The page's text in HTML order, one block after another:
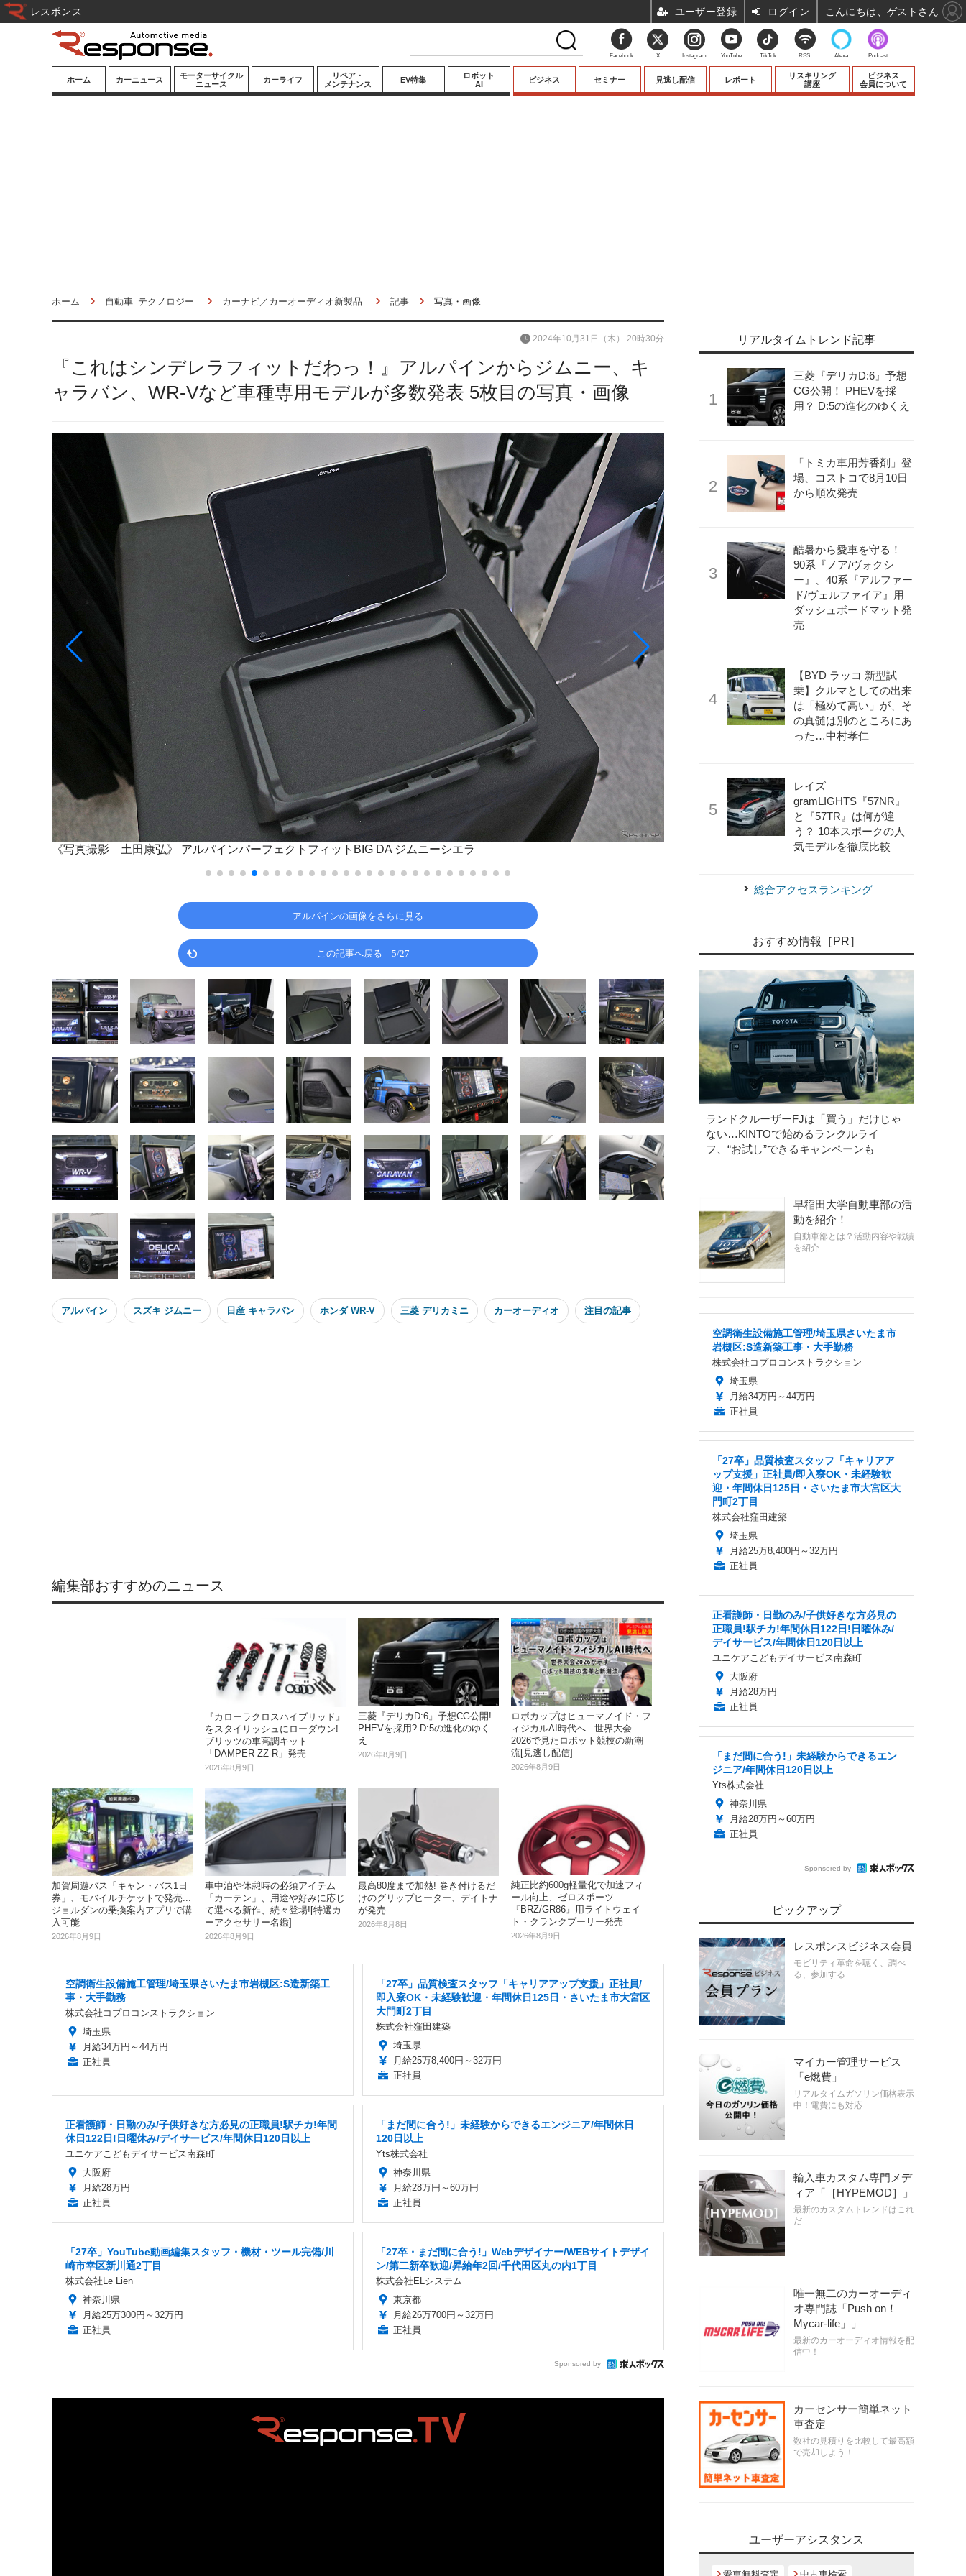
ホーム カーニュース
モーターサイクル
ニュース
カーライフ
リペア・
メンテナンス
EV特集
ロボット
AI
ビジネス セミナー 見逃し配信 レポート
リスキリング
講座
ビジネス
会員について
ホーム 自動車 テクノロジー カーナビ／カーオーディオ新製品 記事 写真・画像
『これはシンデレラフィットだわっ！』アルパインからジムニー、キ
ャラバン、WR-Vなど車種専用モデルが多数発表 5枚目の写真・画像
2024年10月31日（木） 20時30分
《写真撮影 土田康弘》 アルパインパーフェクトフィットBIG DA ジムニーシエラ アルパインパーフェクトフィッ
アルパインの画像をさらに見る
この記事へ戻る 5/27
アルパイン スズキ ジムニー 日産 キャラバン ホンダ WR-V 三菱 デリカミニ カーオーディオ 注目の記事
編集部おすすめのニュース
『カローラクロスハイブリッド』
をスタイリッシュにローダウン!
ブリッツの車高調キット
「DAMPER ZZ-R」発売
2026年8月9日
三菱『デリカD:6』予想CG公開!
PHEVを採用? D:5の進化のゆく
え
2026年8月9日
ロボカップはヒューマノイド・フ
ィジカルAI時代へ...世界大会
2026で見たロボット競技の新潮
流[見逃し配信]
2026年8月9日
加賀周遊バス「キャン・バス1日
券」、モバイルチケットで発売...
ジョルダンの乗換案内アプリで購
入可能
2026年8月9日
車中泊や休憩時の必須アイテム
「カーテン」、用途や好みに応じ
て選べる新作、続々登場![特選カ
ーアクセサリー名鑑]
2026年8月9日
最高80度まで加熱! 巻き付けるだ
けのグリップヒーター、デイトナ
が発売
2026年8月8日
純正比約600g軽量化で加速フィ
ール向上、ゼロスポーツ
『BRZ/GR86』用ライトウェイ
ト・クランクプーリー発売
2026年8月9日
空調衛生設備施工管理/埼玉県さいたま市岩槻区:S造新築工
事・大手勤務
株式会社コプロコンストラクション
埼玉県
月給34万円～44万円
正社員
「27卒」品質検査スタッフ「キャリアアップ支援」正社員/
即入寮OK・未経験歓迎・年間休日125日・さいたま市大宮区
大門町2丁目
株式会社窪田建築
埼玉県
月給25万8,400円～32万円
正社員
正看護師・日勤のみ/子供好きな方必見の正職員!駅チカ!年間
休日122日!日曜休み/デイサービス/年間休日120日以上
ユニケアこどもデイサービス南森町
大阪府
月給28万円
正社員
「まだ間に合う!」未経験からできるエンジニア/年間休日
120日以上
Yts株式会社
神奈川県
月給28万円～60万円
正社員
「27卒」YouTube動画編集スタッフ・機材・ツール完備/川
崎市幸区新川通2丁目
株式会社Le Lien
神奈川県
月給25万300円～32万円
正社員
「27卒・まだ間に合う!」Webデザイナー/WEBサイトデザイ
ン/第二新卒歓迎/昇給年2回/千代田区丸の内1丁目
株式会社ELシステム
東京都
月給26万700円～32万円
正社員
Sponsored by
リアルタイムトレンド記事
三菱『デリカD:6』予想
CG公開！ PHEVを採
用？ D:5の進化のゆくえ
「トミカ車用芳香剤」登
場、コストコで8月10日
から順次発売
酷暑から愛車を守る！
90系『ノア/ヴォクシ
ー』、40系『アルファー
ド/ヴェルファイア』用
ダッシュボードマット発
売
【BYD ラッコ 新型試
乗】クルマとしての出来
は「極めて高い」が、そ
の真髄は別のところにあ
った…中村孝仁
レイズ
gramLIGHTS『57NR』
と『57TR』は何が違
う？ 10本スポークの人
気モデルを徹底比較
総合アクセスランキング
おすすめ情報［PR］
ランドクルーザーFJは「買う」だけじゃ
ない…KINTOで始めるランクルライ
フ、“お試し”できるキャンペーンも
早稲田大学自動車部の活
動を紹介！
自動車部とは？活動内容や戦績
を紹介
空調衛生設備施工管理/埼玉県さいたま市
岩槻区:S造新築工事・大手勤務
株式会社コプロコンストラクション
埼玉県
月給34万円～44万円
正社員
「27卒」品質検査スタッフ「キャリアア
ップ支援」正社員/即入寮OK・未経験歓
迎・年間休日125日・さいたま市大宮区大
門町2丁目
株式会社窪田建築
埼玉県
月給25万8,400円～32万円
正社員
正看護師・日勤のみ/子供好きな方必見の
正職員!駅チカ!年間休日122日!日曜休み/
デイサービス/年間休日120日以上
ユニケアこどもデイサービス南森町
大阪府
月給28万円
正社員
「まだ間に合う!」未経験からできるエン
ジニア/年間休日120日以上
Yts株式会社
神奈川県
月給28万円～60万円
正社員
Sponsored by
ピックアップ
レスポンスビジネス会員
モビリティ革命を聴く、調べ
る、参加する
マイカー管理サービス
「e燃費」
リアルタイムガソリン価格表示
中！電費にも対応
輸入車カスタム専門メデ
ィア「［HYPEMOD］」
最新のカスタムトレンドはこれ
だ
唯一無二のカーオーディ
オ専門誌「Push on！
Mycar-life」」
最新のカーオーディオ情報を配
信中！
カーセンサー簡単ネット
車査定
数社の見積りを比較して最高額
で売却しよう！
ユーザーアシスタンス
Facebook X Instagram YouTube TikTok RSS Alexa Podcast
レスポンス ユーザー登録 ログイン こんにちは、ゲストさん